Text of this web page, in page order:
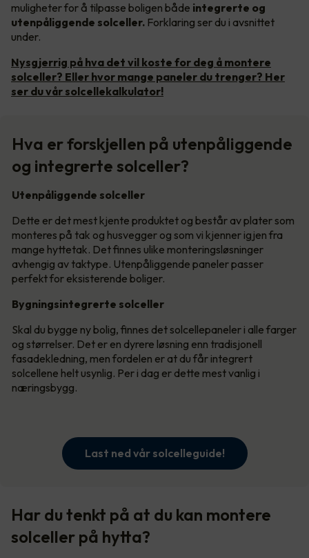
muligheter for å tilpasse boligen både integrerte og
utenpåliggende solceller. Forklaring ser du i avsnittet
under.
Nysgjerrig på hva det vil koste for deg å montere
solceller? Eller hvor mange paneler du trenger? Her
ser du vår solcellekalkulator!
Hva er forskjellen på utenpåliggende
og integrerte solceller?
Utenpåliggende solceller
Dette er det mest kjente produktet og består av plater som
monteres på tak og husvegger og som vi kjenner igjen fra
mange hyttetak. Det finnes ulike monteringsløsninger
avhengig av taktype. Utenpåliggende paneler passer
perfekt for eksisterende boliger.
Bygningsintegrerte solceller
Skal du bygge ny bolig, finnes det solcellepaneler i alle farger
og størrelser. Det er en dyrere løsning enn tradisjonell
fasadekledning, men fordelen er at du får integrert
solcellene helt usynlig. Per i dag er dette mest vanlig i
næringsbygg.
Last ned vår solcelleguide!
Har du tenkt på at du kan montere
solceller på hytta?